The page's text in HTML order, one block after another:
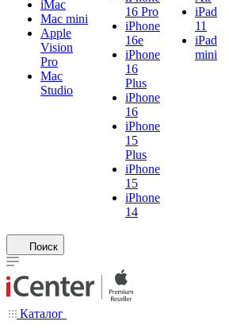
iMac
Mac mini
Apple
Vision
Pro
Mac
Studio
16 Pro
iPhone
16e
iPhone
16
Plus
iPhone
16
iPhone
15
Plus
iPhone
15
iPhone
14
iPad
11
iPad
mini
Поиск
Каталог